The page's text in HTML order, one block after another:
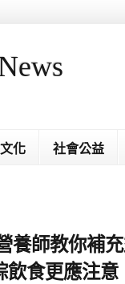
化 社會公益
養師教你補
飲食更應注意